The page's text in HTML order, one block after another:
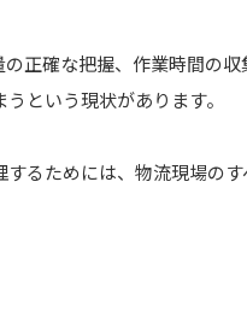
正確な把握、作業時間の
という現状があります。
るためには、物流現場の